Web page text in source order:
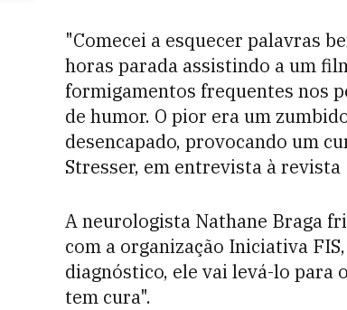
"Comecei a esquecer palavras
horas parada assistindo a um
formigamentos frequentes nos
de humor. O pior era um
desencapado, provocando um
Stresser, em entrevista à
A neurologista Nathane Braga
com a organização Iniciativa
diagnóstico, ele vai levá-lo para
tem cura".